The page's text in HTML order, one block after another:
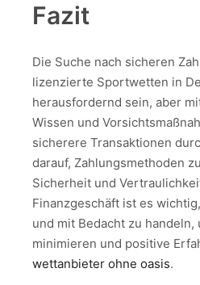
Fazit
Die Suche nach sicheren
lizenzierte Sportwetten in
herausfordernd sein, aber
Wissen und
sicherere Transaktionen
darauf, Zahlungsmethoden
Sicherheit und
Finanzgeschäft ist es
und mit Bedacht zu handeln,
minimieren und positive
wettanbieter ohne oasis.